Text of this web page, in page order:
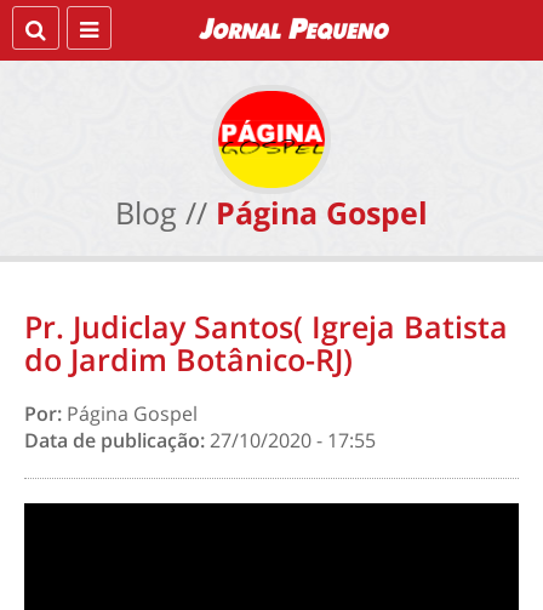
Blog // Página Gospel
Pr. Judiclay Santos( Igreja Batista
do Jardim Botânico-RJ)
Por: Página Gospel
Data de publicação:27/10/2020 - 17:55